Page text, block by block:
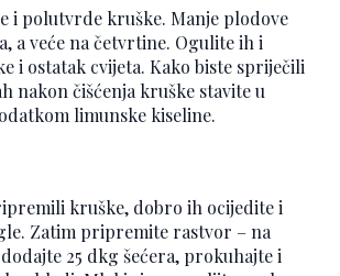
i polutvrde kruške. Manje plodove
a veće na četvrtine. Ogulite ih i
i ostatak cvijeta. Kako biste spriječili
nakon čišćenja kruške stavite u
limunske kiseline.
kruške, dobro ih ocijedite i
Zatim pripremite rastvor – na
25 dkg šećera, prokuhajte i